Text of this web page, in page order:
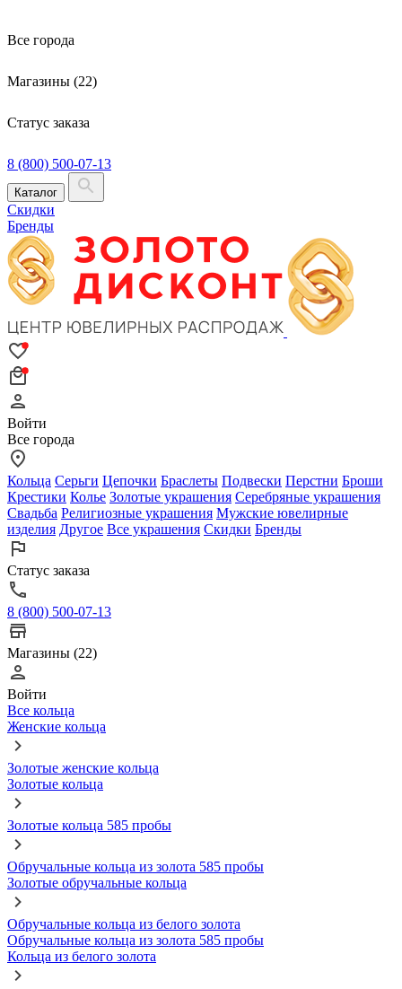
Все города
Магазины (22)
Статус заказа
8 (800) 500-07-13
Каталог
Скидки
Бренды
Войти
Все города
Кольца Серьги Цепочки Браслеты Подвески Перстни Броши
Крестики Колье Золотые украшения Серебряные украшения
Свадьба Религиозные украшения Мужские ювелирные
изделия Другое Все украшения Скидки Бренды
Статус заказа
8 (800) 500-07-13
Магазины (22)
Войти
Все кольца
Женские кольца
Золотые женские кольца
Золотые кольца
Золотые кольца 585 пробы
Обручальные кольца из золота 585 пробы
Золотые обручальные кольца
Обручальные кольца из белого золота
Обручальные кольца из золота 585 пробы
Кольца из белого золота